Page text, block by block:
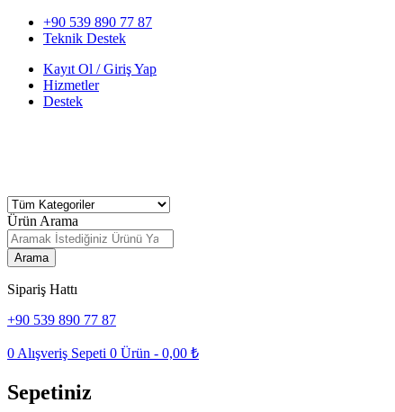
+90 539 890 77 87
Teknik Destek
Kayıt Ol / Giriş Yap
Hizmetler
Destek
Ürün Arama
Arama
Sipariş Hattı
+90 539 890 77 87
0 Alışveriş Sepeti 0 Ürün - 0,00 ₺
Sepetiniz